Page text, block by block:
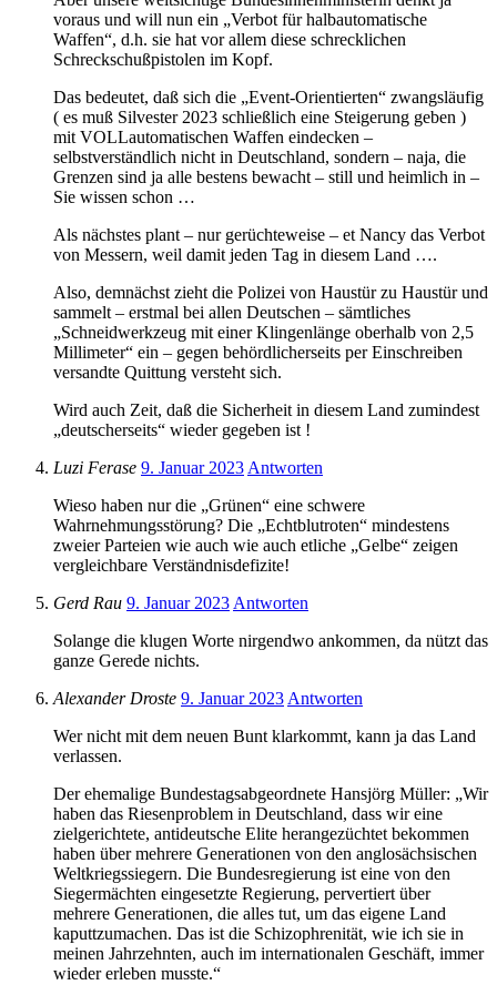
voraus und will nun ein „Verbot für halbautomatische
Waffen“, d.h. sie hat vor allem diese schrecklichen
Schreckschußpistolen im Kopf.
Das bedeutet, daß sich die „Event-Orientierten“ zwangsläufig
( es muß Silvester 2023 schließlich eine Steigerung geben )
mit VOLLautomatischen Waffen eindecken –
selbstverständlich nicht in Deutschland, sondern – naja, die
Grenzen sind ja alle bestens bewacht – still und heimlich in –
Sie wissen schon …
Als nächstes plant – nur gerüchteweise – et Nancy das Verbot
von Messern, weil damit jeden Tag in diesem Land ….
Also, demnächst zieht die Polizei von Haustür zu Haustür und
sammelt – erstmal bei allen Deutschen – sämtliches
„Schneidwerkzeug mit einer Klingenlänge oberhalb von 2,5
Millimeter“ ein – gegen behördlicherseits per Einschreiben
versandte Quittung versteht sich.
Wird auch Zeit, daß die Sicherheit in diesem Land zumindest
„deutscherseits“ wieder gegeben ist !
Luzi Ferase 9. Januar 2023 Antworten
Wieso haben nur die „Grünen“ eine schwere
Wahrnehmungsstörung? Die „Echtblutroten“ mindestens
zweier Parteien wie auch wie auch etliche „Gelbe“ zeigen
vergleichbare Verständnisdefizite!
Gerd Rau 9. Januar 2023 Antworten
Solange die klugen Worte nirgendwo ankommen, da nützt das
ganze Gerede nichts.
Alexander Droste 9. Januar 2023 Antworten
Wer nicht mit dem neuen Bunt klarkommt, kann ja das Land
verlassen.
Der ehemalige Bundestagsabgeordnete Hansjörg Müller: „Wir
haben das Riesenproblem in Deutschland, dass wir eine
zielgerichtete, antideutsche Elite herangezüchtet bekommen
haben über mehrere Generationen von den anglosächsischen
Weltkriegssiegern. Die Bundesregierung ist eine von den
Siegermächten eingesetzte Regierung, pervertiert über
mehrere Generationen, die alles tut, um das eigene Land
kaputtzumachen. Das ist die Schizophrenität, wie ich sie in
meinen Jahrzehnten, auch im internationalen Geschäft, immer
wieder erleben musste.“